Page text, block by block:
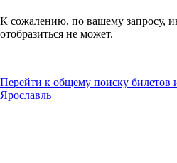
К сожалению, по вашему запросу,
отобразиться не может.
Перейти к общему поиску
Ярославль